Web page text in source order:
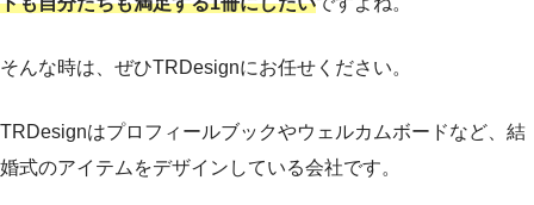
そんな時は、ぜひTRDesignにお任せください。
TRDesignはプロフィールブックやウェルカムボードなど、結
婚式のアイテムをデザインしている会社です。